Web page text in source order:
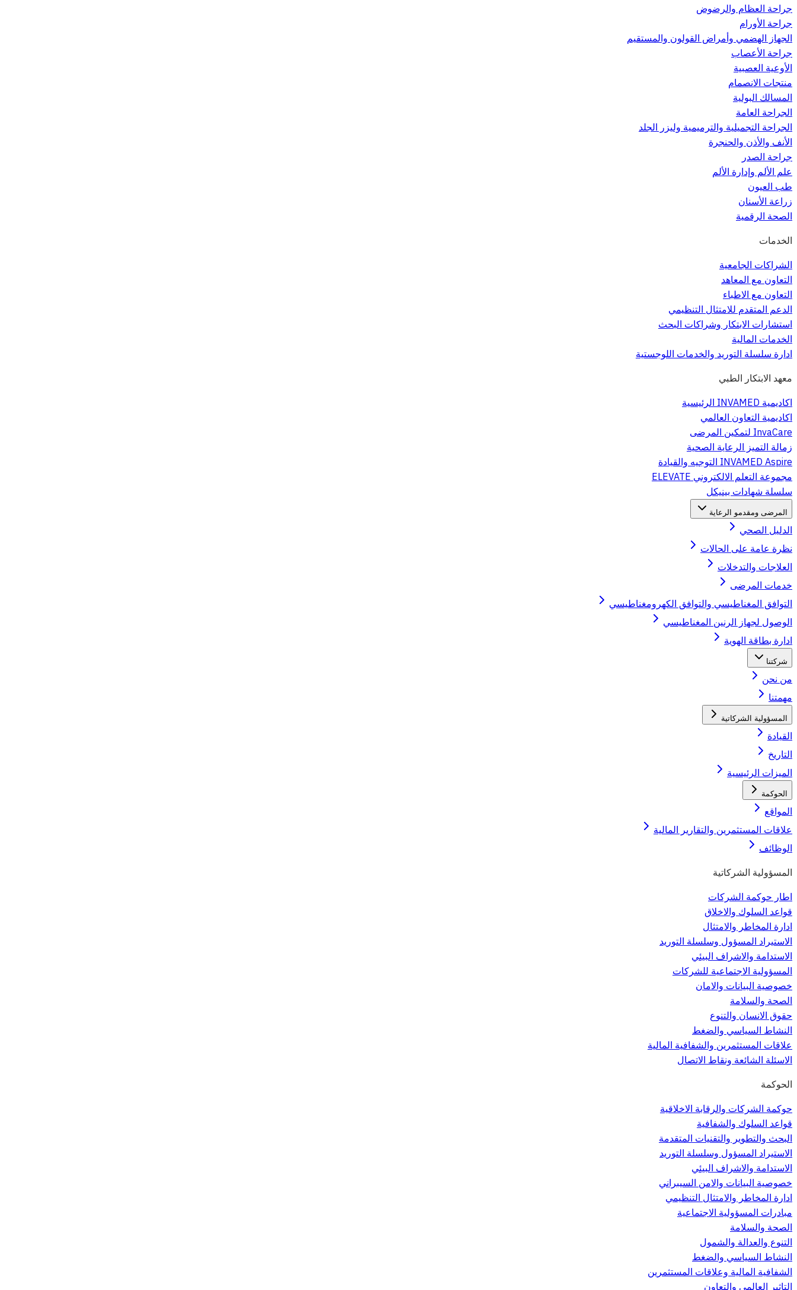
جراحة العظام والرضوض
جراحة الأورام
الجهاز الهضمي وأمراض القولون والمستقيم
جراحة الأعصاب
الأوعية العصبية
منتجات الانصمام
المسالك البولية
الجراحة العامة
الجراحة التجميلية والترميمية وليزر الجلد
الأنف والأذن والحنجرة
جراحة الصدر
علم الألم وإدارة الألم
طب العيون
زراعة الأسنان
الصحة الرقمية
الخدمات
الشراكات الجامعية
التعاون مع المعاهد
التعاون مع الاطباء
الدعم المتقدم للامتثال التنظيمي
استشارات الابتكار وشراكات البحث
الخدمات المالية
ادارة سلسلة التوريد والخدمات اللوجستية
معهد الابتكار الطبي
اكاديمية INVAMED الرئيسية
اكاديمية التعاون العالمي
InvaCare لتمكين المرضى
زمالة التميز الرعاية الصحية
INVAMED Aspire التوجيه والقيادة
مجموعة التعلم الالكتروني ELEVATE
سلسلة شهادات بينيكل
المرضى ومقدمو الرعاية
الدليل الصحي
نظرة عامة على الحالات
العلاجات والتدخلات
خدمات المرضى
التوافق المغناطيسي والتوافق الكهرومغناطيسي
الوصول لجهاز الرنين المغناطيسي
ادارة بطاقة الهوية
شركتنا
من نحن
مهمتنا
المسؤولية الشركاتية
القيادة
التاريخ
الميزات الرئيسية
الحوكمة
المواقع
علاقات المستثمرين والتقارير المالية
الوظائف
المسؤولية الشركاتية
اطار حوكمة الشركات
قواعد السلوك والاخلاق
ادارة المخاطر والامتثال
الاستيراد المسؤول وسلسلة التوريد
الاستدامة والاشراف البيئي
المسؤولية الاجتماعية للشركات
خصوصية البيانات والامان
الصحة والسلامة
حقوق الانسان والتنوع
النشاط السياسي والضغط
علاقات المستثمرين والشفافية المالية
الاسئلة الشائعة ونقاط الاتصال
الحوكمة
حوكمة الشركات والرقابة الاخلاقية
قواعد السلوك والشفافية
البحث والتطوير والتقنيات المتقدمة
الاستيراد المسؤول وسلسلة التوريد
الاستدامة والاشراف البيئي
خصوصية البيانات والامن السيبراني
ادارة المخاطر والامتثال التنظيمي
مبادرات المسؤولية الاجتماعية
الصحة والسلامة
التنوع والعدالة والشمول
النشاط السياسي والضغط
الشفافية المالية وعلاقات المستثمرين
التاثير العالمي والتعاون